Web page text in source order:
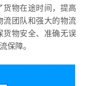
货物在途时间，提高
流团队和强大的物流
货物安全、准确无误
保障。